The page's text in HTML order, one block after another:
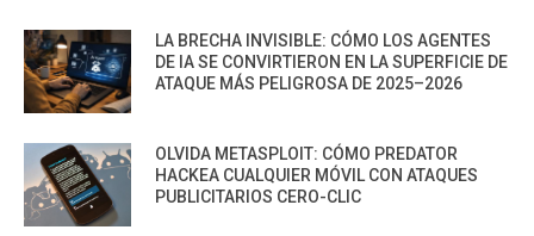
LA BRECHA INVISIBLE: CÓMO LOS AGENTES
DE IA SE CONVIRTIERON EN LA SUPERFICIE DE
ATAQUE MÁS PELIGROSA DE 2025–2026
OLVIDA METASPLOIT: CÓMO PREDATOR
HACKEA CUALQUIER MÓVIL CON ATAQUES
PUBLICITARIOS CERO-CLIC